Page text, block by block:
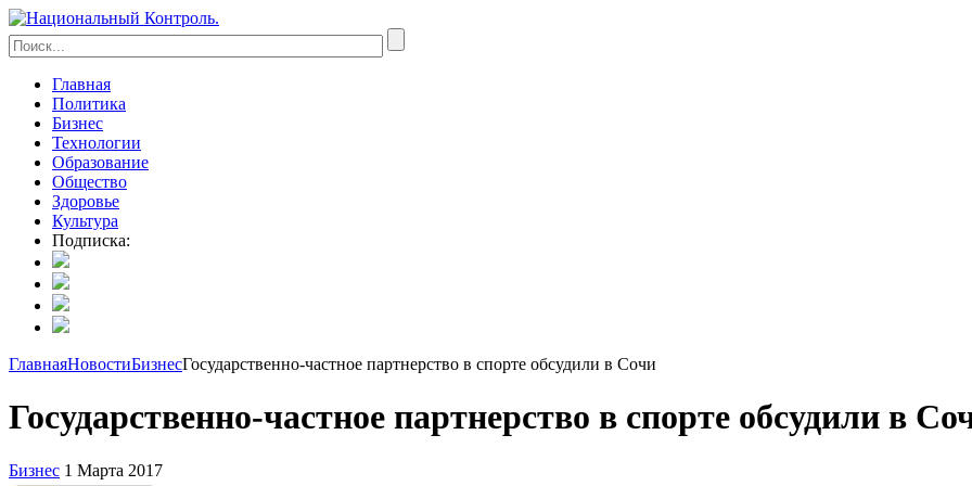
Главная
Политика
Бизнес
Технологии
Образование
Общество
Здоровье
Культура
Подписка:
ГлавнаяНовостиБизнесГосударственно-частное партнерство в спорте обсудили в Сочи
Государственно-частное партнерство в спорте обсудили в
Бизнес 1 Марта 2017